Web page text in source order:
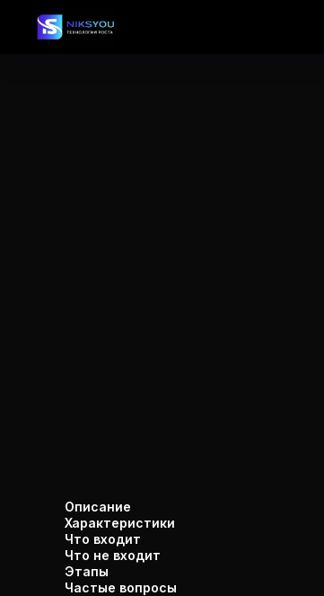
Описание
Характеристики
Что входит
Что не входит
Этапы
Частые вопросы